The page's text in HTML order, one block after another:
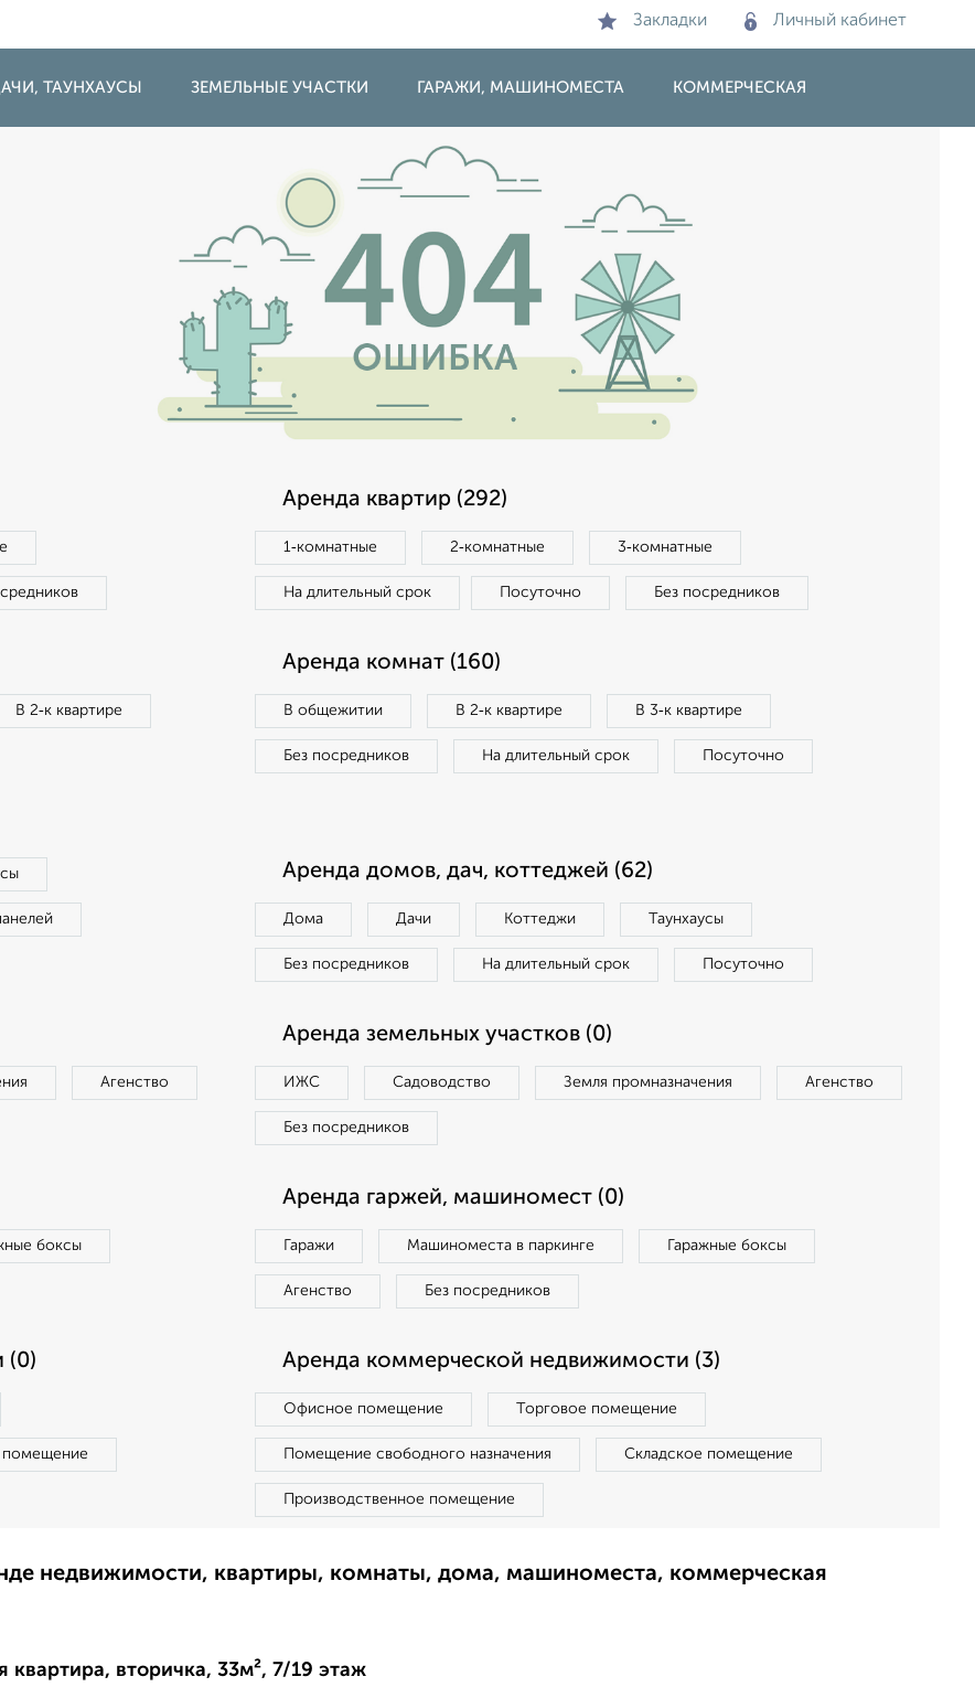
Закладки Личный кабинет
ТАУНХАУСЫ ЗЕМЕЛЬНЫЕ УЧАСТКИ ГАРАЖИ, МАШИНОМЕСТА КОММЕРЧЕСКАЯ
Аренда квартир (292)
1‑комнатные 2‑комнатные 3‑комнатные
На длительный срок Посуточно Без посредников
В 2‑к квартире
Аренда комнат (160)
В общежитии В 2‑к квартире В 3‑к квартире
Без посредников На длительный срок Посуточно
Аренда домов, дач, коттеджей (62)
Дома Дачи Коттеджи Таунхаусы
Без посредников На длительный срок Посуточно
Агенство
Аренда земельных участков (0)
ИЖС Садоводство Земля промназначения Агенство
Без посредников
боксы
Аренда гаржей, машиномест (0)
Гаражи Машиноместа в паркинге Гаражные боксы
Агенство Без посредников
(0)
помещение
Аренда коммерческой недвижимости (3)
Офисное помещение Торговое помещение
Помещение свободного назначения Складское помещение
Производственное помещение
недвижимости, квартиры, комнаты, дома, машиноместа, коммерческая
квартира, вторичка, 33м², 7/19 этаж